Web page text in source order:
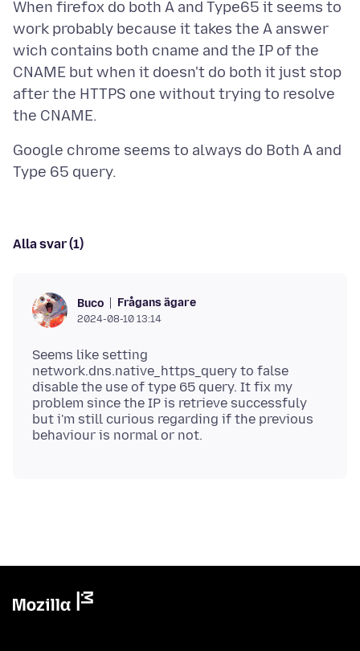
When firefox do both A and Type65 it seems to
work probably because it takes the A answer
wich contains both cname and the IP of the
CNAME but when it doesn't do both it just stop
after the HTTPS one without trying to resolve
Google chrome seems to always do Both A and
Alla svar (1)
Buco Frågans ägare
2024-08-10 13:14
Seems like setting
network.dns.native_https_query to false
disable the use of type 65 query. It fix my
problem since the IP is retrieve successfuly
but i'm still curious regarding if the previous